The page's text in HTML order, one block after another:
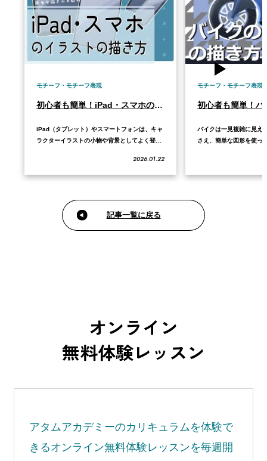
モチーフ・モチーフ表現
初心者も簡単！iPad・スマホのイラストの描き方
iPad（タブレット）やスマートフォンは、キャ
ラクターイラストの小物や背景としてよく登場
ソフトで以下の機能がどこにあるか、あらかじ
め確認しておくとスムーズです。 本記事では、
2026.01.22
モチーフ・モチーフ表現
バイクは一見複雑に見え
さえ、簡単な図形を使っ
知識から、図形を使った
構造…
記事一覧に戻る
オンライン
無料体験レッスン
アタムアカデミーのカリキュラムを体験で
きるオンライン無料体験レッスンを毎週開